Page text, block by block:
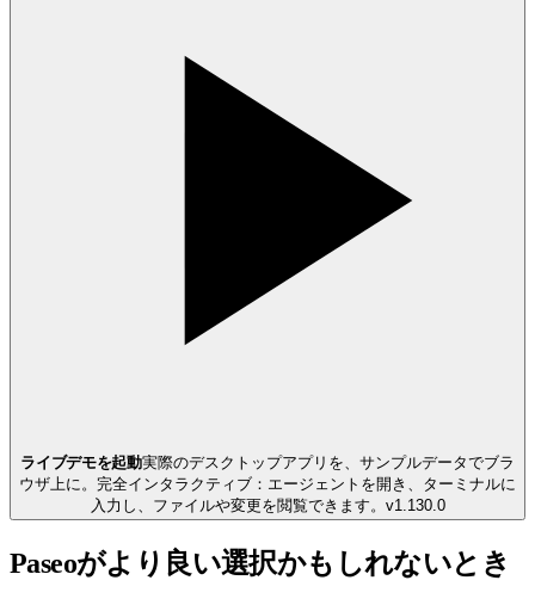
ライブデモを起動実際のデスクトップアプリを、サンプルデータでブラ
ウザ上に。 完全インタラクティブ：エージェントを開き、ターミナルに
入力し、ファイルや変更を閲覧できます。 v1.130.0
Paseoがより良い選択かもしれないとき